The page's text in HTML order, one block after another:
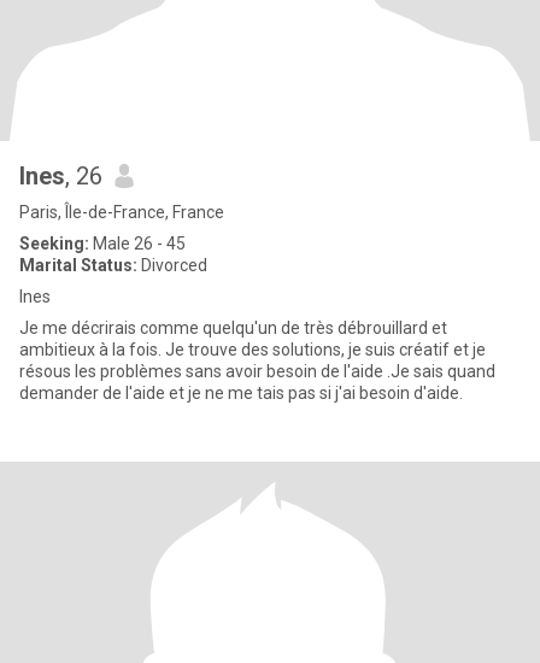
Ines, 26
Paris, Île-de-France, France
Seeking: Male 26 - 45
Marital Status: Divorced
Ines
Je me décrirais comme quelqu'un de très débrouillard et
ambitieux à la fois. Je trouve des solutions, je suis créatif et je
résous les problèmes sans avoir besoin de l'aide .Je sais quand
demander de l'aide et je ne me tais pas si j'ai besoin d'aide.